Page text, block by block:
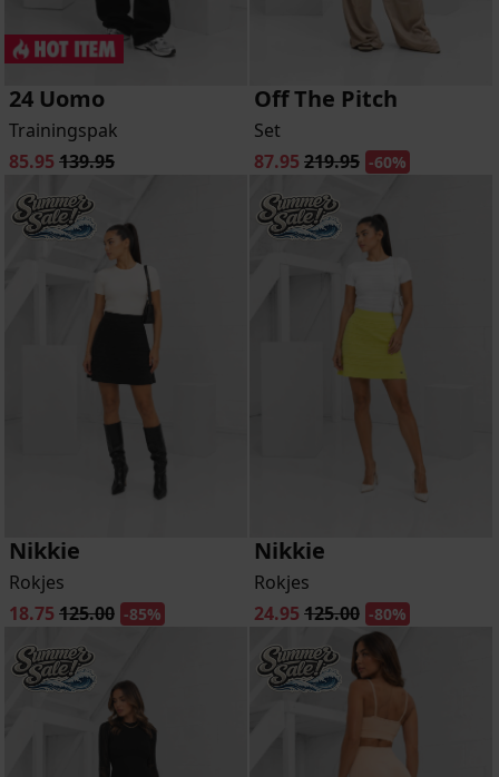
24 Uomo
Trainingspak
85.95 139.95
Off The Pitch
Set
87.95 219.95 -60%
Nikkie
Rokjes
18.75 125.00 -85%
Nikkie
Rokjes
24.95 125.00 -80%